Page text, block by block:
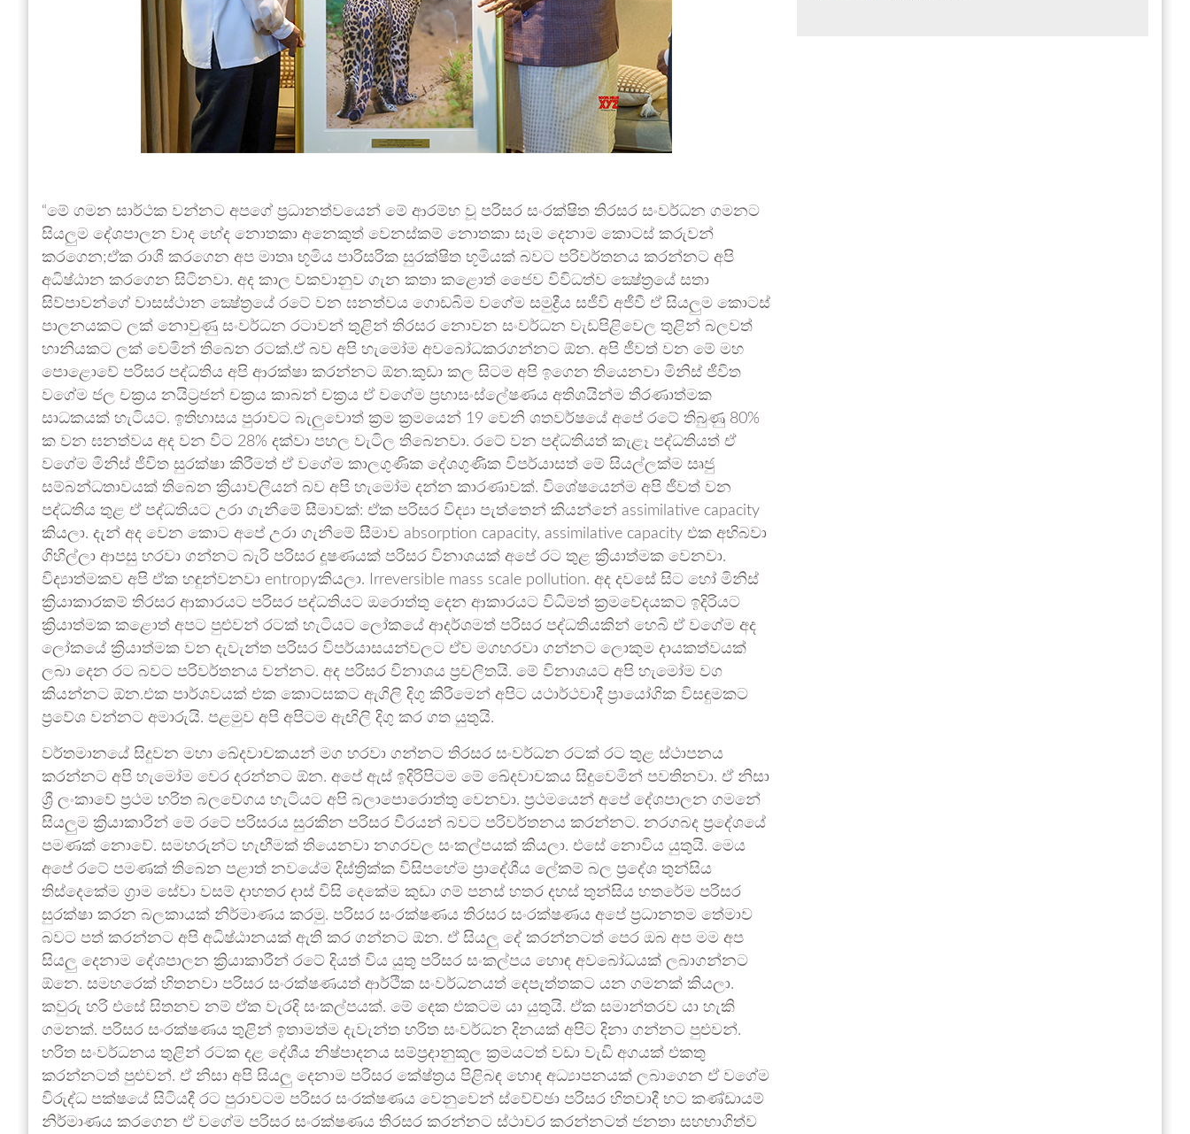
“මේ ගමන සාර්ථක වන්නට අපගේ ප්‍රධානත්වයෙන් මේ ආරම්භ වූ පරිසර සංරක්ෂිත තිරසර සංවර්ධන ගමනට
සියලුම දේශපාලන වාද භේද නොතකා අනෙකුත් වෙනස්කම් නොතකා සෑම දෙනාම කොටස් කරුවන්
කරගෙන;ඒක රාශී කරගෙන අප මාතෘ භූමිය පාරිසරික සුරක්ෂිත භූමියක් බවට පරිවර්තනය කරන්නට අපි
අධිෂ්ඨාන කරගෙන සිටිනවා. අද කාල වකවානුව ගැන කතා කළොත් ජෛව විවිධත්ව ක්‍ෂේත්‍රයේ සතා
සිව්පාවන්ගේ වාසස්ථාන ක්‍ෂේත්‍රයේ රටේ වන ඝනත්වය ගොඩබිම වගේම සමුද්‍රීය සජීවි අජීවී ඒ සියලුම කොටස්
පාලනයකට ලක් නොවුණු සංවර්ධන රටාවන් තුළින් තිරසර නොවන සංවර්ධන වැඩපිළිවෙල තුළින් බලවත්
හානියකට ලක් වෙමින් තිබෙන රටක්.ඒ බව අපි හැමෝම අවබෝධකරගන්නට ඕන. අපි ජීවත් වන මේ මහ
පොළොවේ පරිසර පද්ධතිය අපි ආරක්ෂා කරන්නට ඕන.කුඩා කල සිටම අපි ඉගෙන තියෙනවා මිනිස් ජීවිත
වගේම ජල චක්‍රය නයිට්‍රජන් චක්‍රය කාබන් චක්‍රය ඒ වගේම ප්‍රභාසංස්ලේෂණය අතිශයින්ම තීරණාත්මක
සාධකයක් හැටියට. ඉතිහාසය පුරාවට බැලුවොත් ක්‍රම ක්‍රමයෙන් 19 වෙනි ශතවර්ෂයේ අපේ රටේ තිබුණු 80%
ක වන ඝනත්වය අද වන විට 28% දක්වා පහල වැටිල තිබෙනවා. රටේ වන පද්ධතියත් කැළෑ පද්ධතියත් ඒ
වගේම මිනිස් ජීවිත සුරක්ෂා කිරීමත් ඒ වගේම කාලගුණික දේශගුණික විපර්යාසත් මේ සියල්ලක්ම සෘජු
සම්බන්ධතාවයක් තිබෙන ක්‍රියාවලියන් බව අපි හැමෝම දන්න කාරණාවක්. විශේෂයෙන්ම අපි ජීවත් වන
පද්ධතිය තුළ ඒ පද්ධතියට උරා ගැනීමේ සීමාවක්: ඒක පරිසර විද්‍යා පැත්තෙන් කියන්නේ assimilative capacity
කියලා. දැන් අද වෙන කොට අපේ උරා ගැනීමේ සීමාව absorption capacity, assimilative capacity එක අභිබවා
ගිහිල්ලා ආපසු හරවා ගන්නට බැරි පරිසර දූෂණයක් පරිසර විනාශයක් අපේ රට තුළ ක්‍රියාත්මක වෙනවා.
විද්‍යාත්මකව අපි ඒක හඳුන්වනවා entropyකියලා. Irreversible mass scale pollution. අද දවසේ සිට හෝ මිනිස්
ක්‍රියාකාරකම් තිරසර ආකාරයට පරිසර පද්ධතියට ඔරොත්තු දෙන ආකාරයට විධිමත් ක්‍රමවේදයකට ඉදිරියට
ක්‍රියාත්මක කළොත් අපට පුළුවන් රටක් හැටියට ලෝකයේ ආදර්ශමත් පරිසර පද්ධතියකින් හෙබි ඒ වගේම අද
ලෝකයේ ක්‍රියාත්මක වන දැවැන්ත පරිසර විපර්යාසයන්වලට ඒව මගහරවා ගන්නට ලොකුම දායකත්වයක්
ලබා දෙන රට බවට පරිවර්තනය වන්නට. අද පරිසර විනාශය ප්‍රචලිතයි. මේ විනාශයට අපි හැමෝම වග
කියන්නට ඕන.එක පාර්ශවයක් එක කොටසකට ඇගිලි දිගු කිරීමෙන් අපිට යථාර්ථවාදී ප්‍රායෝගික විසඳුමකට
ප්‍රවේශ වන්නට අමාරුයි. පළමුව අපි අපිටම ඇඟිලි දිගු කර ගත යුතුයි.
වර්තමානයේ සිදුවන මහා ඛේදවාචකයන් මග හරවා ගන්නට තිරසර සංවර්ධන රටක් රට තුළ ස්ථාපනය
කරන්නට අපි හැමෝම වෙර දරන්නට ඕන. අපේ ඇස් ඉදිරිපිටම මේ ඛේදවාචකය සිදුවෙමින් පවතිනවා. ඒ නිසා
ශ්‍රී ලංකාවේ ප්‍රථම හරිත බලවේගය හැටියට අපි බලාපොරොත්තු වෙනවා. ප්‍රථමයෙන් අපේ දේශපාලන ගමනේ
සියලුම ක්‍රියාකාරීන් මේ රටේ පරිසරය සුරකින පරිසර වීරයන් බවට පරිවර්තනය කරන්නට. නරගබද ප්‍රදේශයේ
පමණක් නොවේ. සමහරුන්ට හැඟීමක් තියෙනවා නගරවල සංකල්පයක් කියලා. එසේ නොවිය යුතුයි. මෙය
අපේ රටේ පමණක් තිබෙන පළාත් නවයේම දිස්ත්‍රික්ක විසිපහේම ප්‍රාදේශීය ලේකම් බල ප්‍රදේශ තුන්සිය
තිස්දෙකේම ග්‍රාම සේවා වසම් දාහතර දාස් විසි දෙකේම කුඩා ගම් පනස් හතර දහස් තුන්සිය හතරේම පරිසර
සුරක්ෂා කරන බලකායක් නිර්මාණය කරමු. පරිසර සංරක්ෂණය තිරසර සංරක්ෂණය අපේ ප්‍රධානතම තේමාව
බවට පත් කරන්නට අපි අධිෂ්ඨානයක් ඇති කර ගන්නට ඕන. ඒ සියලු දේ කරන්නටත් පෙර ඔබ අප මම අප
සියලු දෙනාම දේශපාලන ක්‍රියාකාරීන් රටේ දියත් විය යුතු පරිසර සංකල්පය හොඳ අවබෝධයක් ලබාගන්නට
ඕනෙ. සමහරෙක් හිතනවා පරිසර සංරක්ෂණයත් ආර්ථික සංවර්ධනයත් දෙපැත්තකට යන ගමනක් කියලා.
කවුරු හරි එසේ සිතනව නම් ඒක වැරදි සංකල්පයක්. මේ දෙක එකටම යා යුතුයි. ඒක සමාන්තරව යා හැකි
ගමනක්. පරිසර සංරක්ෂණය තුළින් ඉතාමත්ම දැවැන්ත හරිත සංවර්ධන දිනයක් අපිට දිනා ගන්නට පුළුවන්.
හරිත සංවර්ධනය තුළින් රටක දළ දේශීය නිෂ්පාදනය සම්ප්‍රදානුකූල ක්‍රමයටත් වඩා වැඩි අගයක් එකතු
කරන්නටත් පුළුවන්. ඒ නිසා අපි සියලු දෙනාම පරිසර කේෂ්ත්‍රය පිළිබඳ හොඳ අධ්‍යාපනයක් ලබාගෙන ඒ වගේම
විරුද්ධ පක්ෂයේ සිටියදී රට පුරාවටම පරිසර සංරක්ෂණය වෙනුවෙන් ස්වේච්ඡා පරිසර හිතවාදී භට කණ්ඩායම්
නිර්මාණය කරගෙන ඒ වගේම පරිසර සංරක්ෂණය තිරසර කරන්නට ස්ථාවර කරන්නටත් ජනතා සහභාගිත්ව